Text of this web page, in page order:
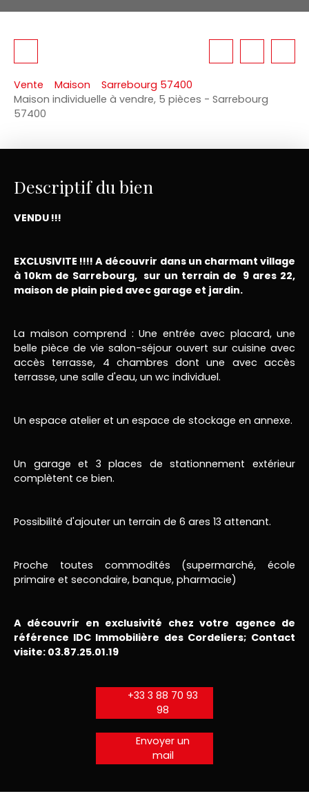
Vente Maison
Sarrebourg 57400
Maison individuelle à vendre, 5 pièces - Sarrebourg
57400
Descriptif du bien
VENDU !!!
EXCLUSIVITE !!!! A découvrir dans un charmant village
à 10km de Sarrebourg, sur un terrain de 9 ares 22,
maison de plain pied avec garage et jardin.
La maison comprend : Une entrée avec placard, une
belle pièce de vie salon-séjour ouvert sur cuisine avec
accès terrasse, 4 chambres dont une avec accès
terrasse, une salle d'eau, un wc individuel.
Un espace atelier et un espace de stockage en annexe.
Un garage et 3 places de stationnement extérieur
complètent ce bien.
Possibilité d'ajouter un terrain de 6 ares 13 attenant.
Proche toutes commodités (supermarché, école
primaire et secondaire, banque, pharmacie)
A découvrir en exclusivité chez votre agence de
référence IDC Immobilière des Cordeliers; Contact
visite: 03.87.25.01.19
+33 3 88 70 93
98
Envoyer un
mail